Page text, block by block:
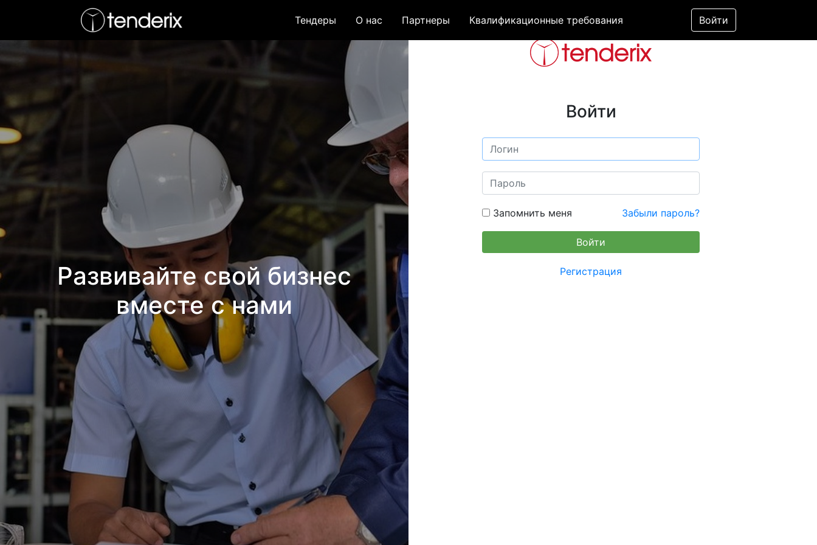
Тендеры О нас Партнеры Квалификационные требования Войти
Войти
Запомнить меня Забыли пароль?
Регистрация
Развивайте свой бизнес
вместе с нами